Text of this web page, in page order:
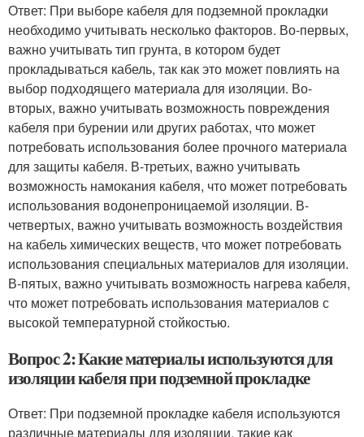
Ответ: При выборе кабеля для подземной прокладки
необходимо учитывать несколько факторов. Во-первых,
важно учитывать тип грунта, в котором будет
прокладываться кабель, так как это может повлиять на
выбор подходящего материала для изоляции. Во-
вторых, важно учитывать возможность повреждения
кабеля при бурении или других работах, что может
потребовать использования более прочного материала
для защиты кабеля. В-третьих, важно учитывать
возможность намокания кабеля, что может потребовать
использования водонепроницаемой изоляции. В-
четвертых, важно учитывать возможность воздействия
на кабель химических веществ, что может потребовать
использования специальных материалов для изоляции.
В-пятых, важно учитывать возможность нагрева кабеля,
что может потребовать использования материалов с
высокой температурной стойкостью.
Вопрос 2: Какие материалы используются для
изоляции кабеля при подземной прокладке
Ответ: При подземной прокладке кабеля используются
различные материалы для изоляции, такие как